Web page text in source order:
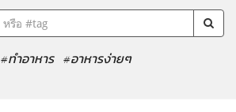
#ทำอาหาร #อาหารง่ายๆ